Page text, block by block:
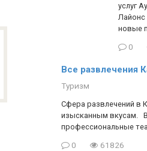
услуг
новые
0
Все развлечения
Туризм
Сфера развлечений в
изысканным вкусам.
профессиональные
0 61826